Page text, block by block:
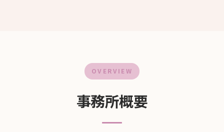
OVERVIEW
事務所概要